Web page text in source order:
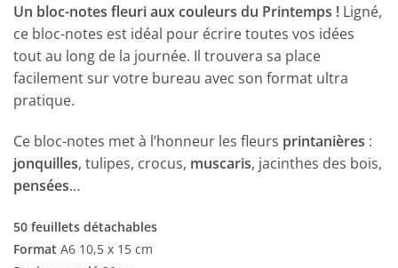
Un bloc-notes fleuri aux couleurs du Printemps ! Ligné,
ce bloc-notes est idéal pour écrire toutes vos idées
tout au long de la journée. Il trouvera sa place
facilement sur votre bureau avec son format ultra
pratique.
Ce bloc-notes met à l’honneur les fleurs printanières :
jonquilles, tulipes, crocus, muscaris, jacinthes des bois,
pensées…
50 feuillets détachables
Format A6 10,5 x 15 cm